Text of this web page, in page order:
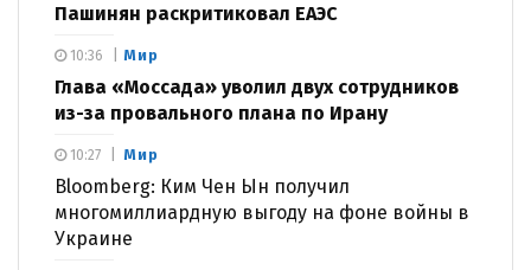
Пашинян раскритиковал ЕАЭС
Мир
Глава «Моссада» уволил двух сотрудников
из-за провального плана по Ирану
10:36
Мир
Bloomberg: Ким Чен Ын получил
многомиллиардную выгоду на фоне войны в
Украине
10:27